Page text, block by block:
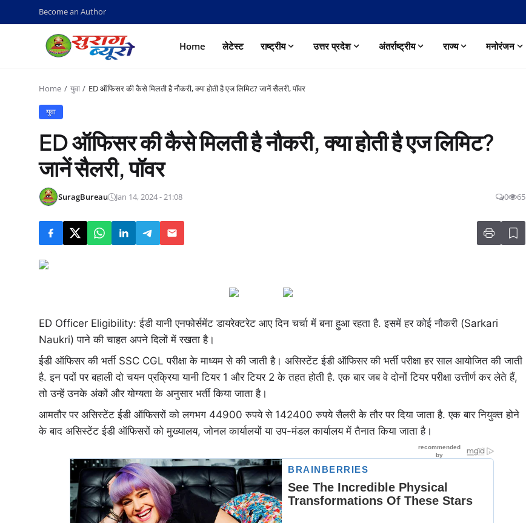
Become an Author
Home लेटेस्ट राष्ट्रीय उत्तर प्रदेश अंतर्राष्ट्रीय राज्य मनोरंजन
Home युवा ED ऑफिसर की कैसे मिलती है नौकरी, क्या होती है एज लिमिट? जानें सैलरी, पॉवर
युवा
ED ऑफिसर की कैसे मिलती है नौकरी, क्या होती है एज लिमिट?
जानें सैलरी, पॉवर
SuragBureau Jan 14, 2024 - 21:08 0 65
ED Officer Eligibility: ईडी यानी एनफोर्समेंट डायरेक्टरेट आए दिन चर्चा में बना हुआ रहता है. इसमें हर कोई नौकरी (Sarkari
Naukri) पाने की चाहत अपने दिलों में रखता है।
ईडी ऑफिसर की भर्ती SSC CGL परीक्षा के माध्यम से की जाती है। असिस्टेंट ईडी ऑफिसर की भर्ती परीक्षा हर साल आयोजित की जाती
है. इन पदों पर बहाली दो चयन प्रक्रिया यानी टियर 1 और टियर 2 के तहत होती है. एक बार जब वे दोनों टियर परीक्षा उत्तीर्ण कर लेते हैं,
तो उन्हें उनके अंकों और योग्यता के अनुसार भर्ती किया जाता है।
आमतौर पर असिस्टेंट ईडी ऑफिसरों को लगभग 44900 रुपये से 142400 रुपये सैलरी के तौर पर दिया जाता है. एक बार नियुक्त होने
के बाद असिस्टेंट ईडी ऑफिसरों को मुख्यालय, जोनल कार्यालयों या उप-मंडल कार्यालय में तैनात किया जाता है।